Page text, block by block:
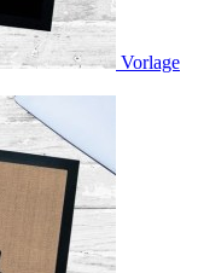
Vorlage